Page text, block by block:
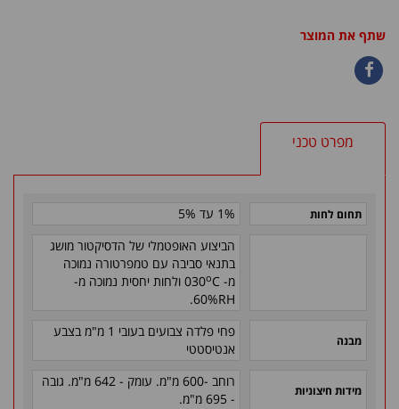
שתף את המוצר
מפרט טכני
תחום לחות
1% עד 5%
הביצוע האופטמלי של הדסיקטור מושג
בתנאי סביבה עם טמפרטורה נמוכה
מ- 030
o
C ולחות יחסית נמוכה מ-
60%RH.
מבנה
פחי פלדה צבועים בעובי 1 מ"מ בצבע
אנטיסטטי
מידות חיצוניות
רוחב -600 מ"מ. עומק - 642 מ"מ. גובה
- 695 מ"מ.